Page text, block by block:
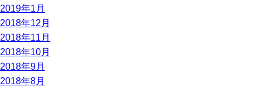
2019年1月
2018年12月
2018年11月
2018年10月
2018年9月
2018年8月